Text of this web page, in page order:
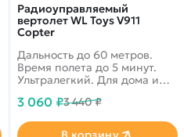
Радиоуправляемый
вертолет WL Toys V911
Copter
Дальность до 60 метров.
Время полета до 5 минут.
Ультралегкий. Для дома и
аппаратура управления
3 060 ₽3 440 ₽